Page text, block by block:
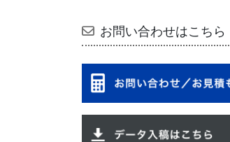
お問い合わせはこちら